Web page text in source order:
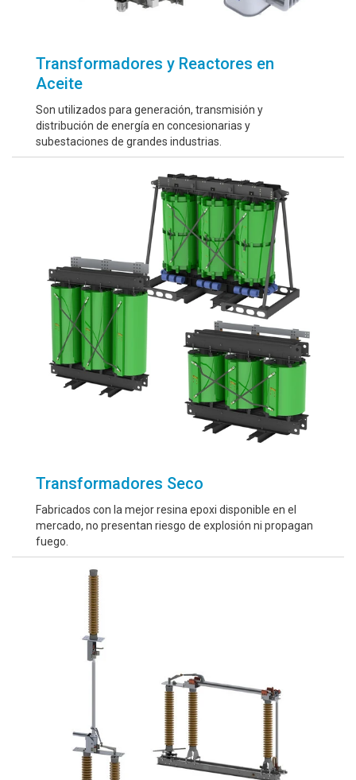
Transformadores y Reactores en
Aceite
Son utilizados para generación, transmisión y
distribución de energía en concesionarias y
subestaciones de grandes industrias.
Transformadores Seco
Fabricados con la mejor resina epoxi disponible en el
mercado, no presentan riesgo de explosión ni propagan
fuego.